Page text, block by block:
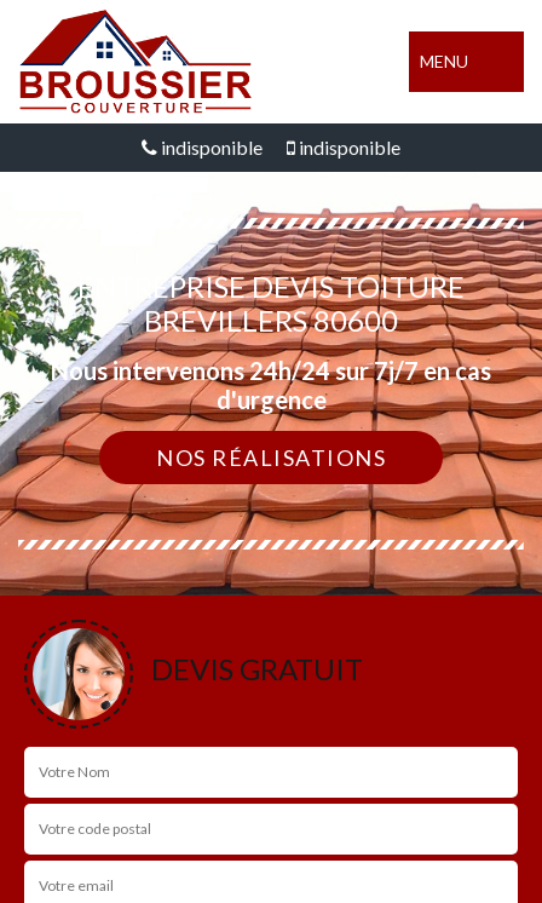
MENU
indisponible indisponible
ENTREPRISE DEVIS TOITURE
BREVILLERS 80600
Nous intervenons 24h/24 sur 7j/7 en cas
d'urgence
NOS RÉALISATIONS
DEVIS GRATUIT